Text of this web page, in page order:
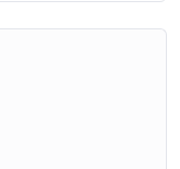
Psiquiatra
pública,